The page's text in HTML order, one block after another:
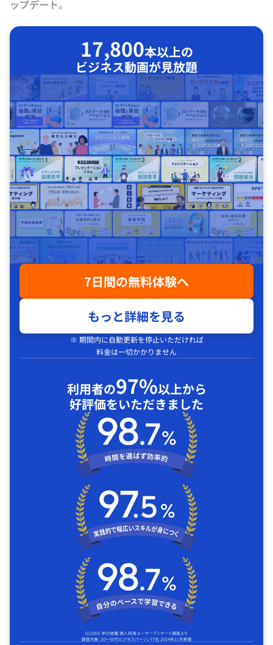
ップデート。
17,800本以上の
ビジネス動画が見放題
7日間の無料体験へ
もっと詳細を見る
※ 期間内に自動更新を停止いただければ
料金は一切かかりません
利用者の97%以上から
好評価をいただきました